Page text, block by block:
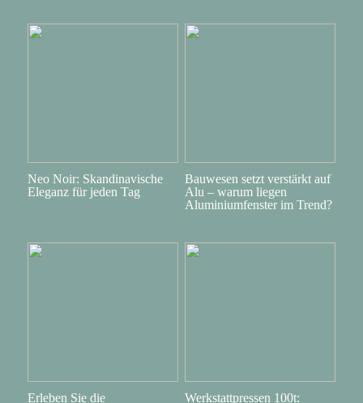
Neo Noir: Skandinavische
Eleganz für jeden Tag
Bauwesen setzt verstärkt auf
Alu – warum liegen
Aluminiumfenster im Trend?
Erleben Sie die
Werkstattpressen 100t: